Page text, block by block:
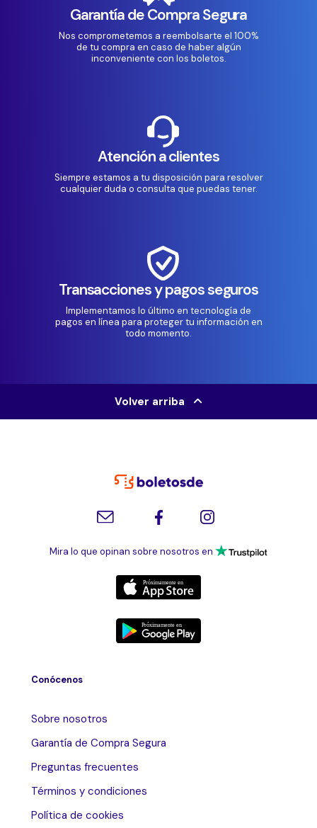
Garantía de Compra Segura
Nos comprometemos a reembolsarte el 100%
de tu compra en caso de haber algún
inconveniente con los boletos.
Atención a clientes
Siempre estamos a tu disposición para resolver
cualquier duda o consulta que puedas tener.
Transacciones y pagos seguros
Implementamos lo último en tecnología de
pagos en línea para proteger tu información en
todo momento.
Volver arriba
Mira lo que opinan sobre nosotros en
Conócenos
Sobre nosotros
Garantía de Compra Segura
Preguntas frecuentes
Términos y condiciones
Política de cookies